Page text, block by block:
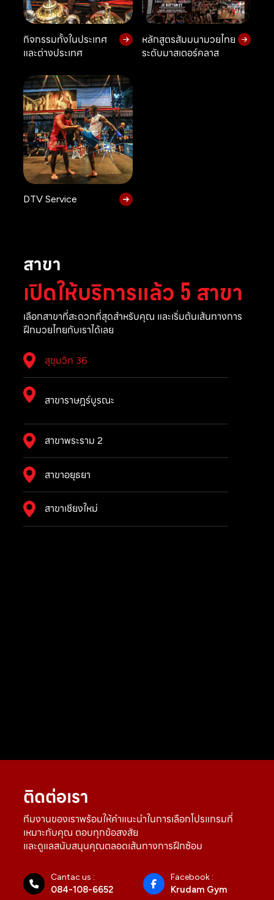
กิจกรรมทั้งในประเทศ
และต่างประเทศ
หลักสูตรสัมมนามวยไทย
ระดับมาสเตอร์คลาส
DTV Service
สาขา
เปิดให้บริการแล้ว 5 สาขา
เลือกสาขาที่สะดวกที่สุดสำหรับคุณ และเริ่มต้นเส้นทางการ
ฝึกมวยไทยกับเราได้เลย
สุขุมวิท 36
สาขาราษฎร์บูรณะ
สาขาพระราม 2
สาขาอยุธยา
สาขาเชียงใหม่
ติดต่อเรา
ทีมงานของเราพร้อมให้คำแนะนำในการเลือกโปรแกรมที่
เหมาะกับคุณ ตอบทุกข้อสงสัย
และดูแลสนับสนุนคุณตลอดเส้นทางการฝึกซ้อม
Cantac us :
084-108-6652
Facebook :
Krudam Gym